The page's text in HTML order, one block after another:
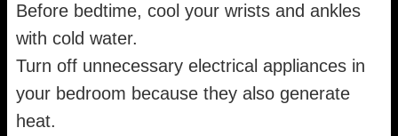
Before bedtime, cool your wrists and ankles
with cold water.
Turn off unnecessary electrical appliances in
your bedroom because they also generate
heat.